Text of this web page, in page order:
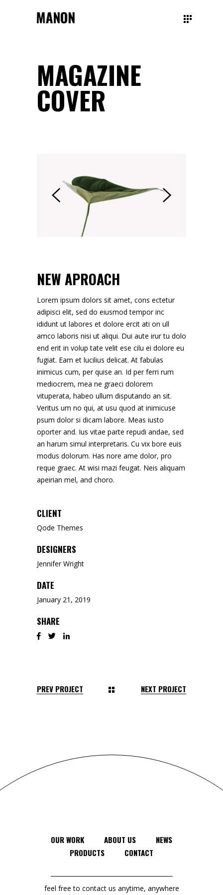
MAGAZINE
COVER
NEW APROACH
Lorem ipsum dolors sit amet, cons ectetur
adipisci elit, sed do eiusmod tempor inc
ididunt ut labores et dolore ercit ati on ull
amco laboris nisi ut aliqui. Dui aute irur tu dolo
end erit in volup tate velit ese cilu ei dolore eu
fugiat. Eam et lucilius delicat. At fabulas
inimicus cum, per quise an. Id per ferri rum
mediocrem, mea ne graeci dolorem
vituperata, habeo ullum disputando an sit.
Veritus um no qui, at usu quod at inimicuse
psum dolor si dicam labore. Meas iusto
oporter and. Ius vitae parte repudi andae, sed
an harum simul interpretaris. Cu vix bore euis
modus dolorum. Has nore ame dolor, pro
reque graec. At wisi mazi feugat. Neis aliquam
apeirian mel, and choro.
CLIENT
Qode Themes
DESIGNERS
Jennifer Wright
DATE
January 21, 2019
SHARE
PREV PROJECT NEXT PROJECT
OUR WORK ABOUT US
NEWS
PRODUCTS
CONTACT
feel free to contact us anytime, anywhere